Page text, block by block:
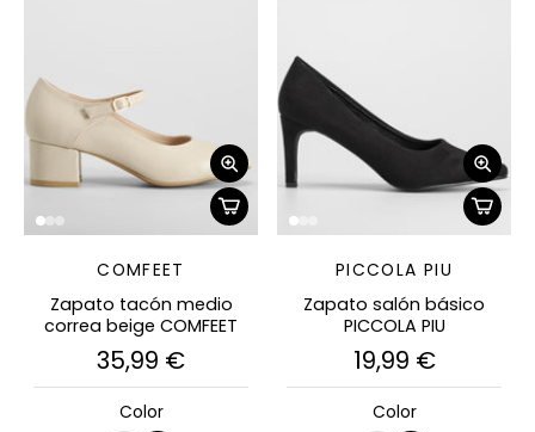
COMFEET
Zapato tacón medio
correa beige COMFEET
35,99 €
Color
PICCOLA PIU
Zapato salón básico
PICCOLA PIU
19,99 €
Color